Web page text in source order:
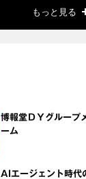
もっと見る
博報堂ＤＹグループ
ーム
AIエージェント時代